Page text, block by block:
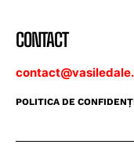
CONTACT
POLITICA DE